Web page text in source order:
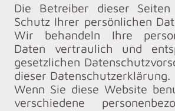
Die Betreiber dieser
Schutz Ihrer persönlichen
Wir behandeln Ihre
Daten vertraulich und
gesetzlichen
dieser Datenschutzerklärung.
Wenn Sie diese Website
verschiedene